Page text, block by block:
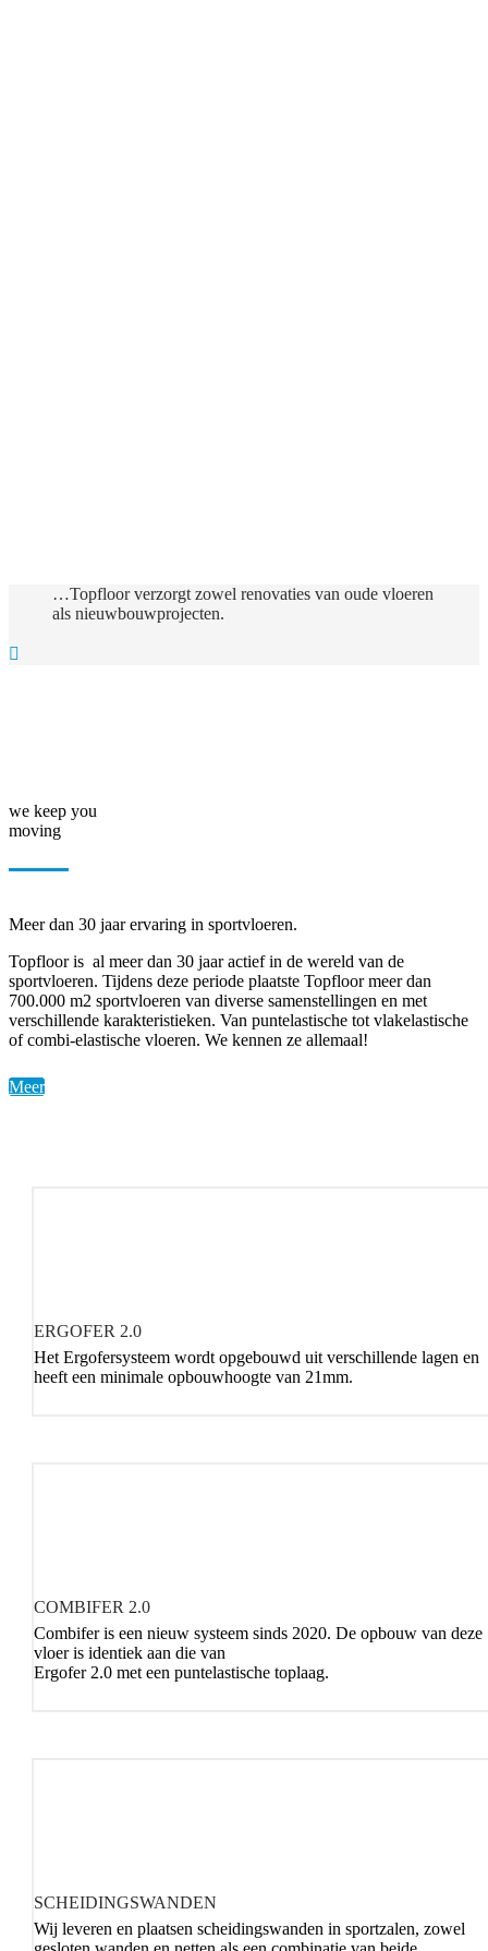
…Topfloor verzorgt zowel renovaties van oude vloeren
als nieuwbouwprojecten.

we keep you
moving
Meer dan 30 jaar ervaring in sportvloeren.
Topfloor is al meer dan 30 jaar actief in de wereld van de
sportvloeren. Tijdens deze periode plaatste Topfloor meer dan
700.000 m2 sportvloeren van diverse samenstellingen en met
verschillende karakteristieken. Van puntelastische tot vlakelastische
of combi-elastische vloeren. We kennen ze allemaal!
Meer
ERGOFER 2.0
Het Ergofersysteem wordt opgebouwd uit verschillende lagen en
heeft een minimale opbouwhoogte van 21mm.
COMBIFER 2.0
Combifer is een nieuw systeem sinds 2020. De opbouw van deze
vloer is identiek aan die van
Ergofer 2.0 met een puntelastische toplaag.
SCHEIDINGSWANDEN
Wij leveren en plaatsen scheidingswanden in sportzalen, zowel